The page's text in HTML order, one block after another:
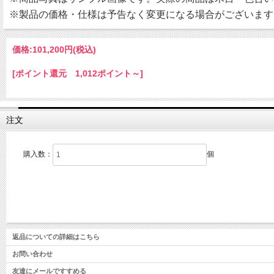
※製品の価格・仕様は予告なく変更になる場合がございま
価格:101,200円(税込)
[ポイント還元 1,012ポイント～]
注文
購入数： 個
返品についての詳細はこちら
お問い合わせ
友達にメールですすめる